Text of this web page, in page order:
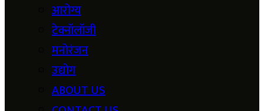
आरोग्य
टेक्नॉलॉजी
मनोरंजन
उद्योग
ABOUT US